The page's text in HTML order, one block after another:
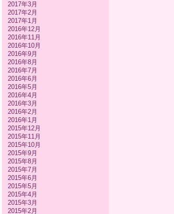
2017年3月
2017年2月
2017年1月
2016年12月
2016年11月
2016年10月
2016年9月
2016年8月
2016年7月
2016年6月
2016年5月
2016年4月
2016年3月
2016年2月
2016年1月
2015年12月
2015年11月
2015年10月
2015年9月
2015年8月
2015年7月
2015年6月
2015年5月
2015年4月
2015年3月
2015年2月